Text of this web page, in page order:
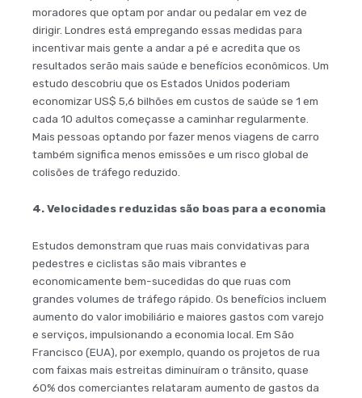
moradores que optam por andar ou pedalar em vez de
dirigir. Londres está empregando essas medidas para
incentivar mais gente a andar a pé e acredita que os
resultados serão mais saúde e benefícios econômicos. Um
estudo descobriu que os Estados Unidos poderiam
economizar US$ 5,6 bilhões em custos de saúde se 1 em
cada 10 adultos começasse a caminhar regularmente.
Mais pessoas optando por fazer menos viagens de carro
também significa menos emissões e um risco global de
colisões de tráfego reduzido.
4. Velocidades reduzidas são boas para a economia
Estudos demonstram que ruas mais convidativas para
pedestres e ciclistas são mais vibrantes e
economicamente bem-sucedidas do que ruas com
grandes volumes de tráfego rápido. Os benefícios incluem
aumento do valor imobiliário e maiores gastos com varejo
e serviços, impulsionando a economia local. Em São
Francisco (EUA), por exemplo, quando os projetos de rua
com faixas mais estreitas diminuíram o trânsito, quase
60% dos comerciantes relataram aumento de gastos da